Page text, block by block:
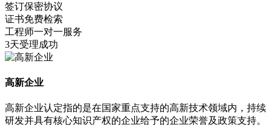
签订保密协议
证书免费检索
工程师一对一服务
3天受理成功
高新企业
高新企业认定指的是在国家重点支持的高新技术领域内，持续
研发并具有核心知识产权的企业给予的企业荣誉及政策支持。